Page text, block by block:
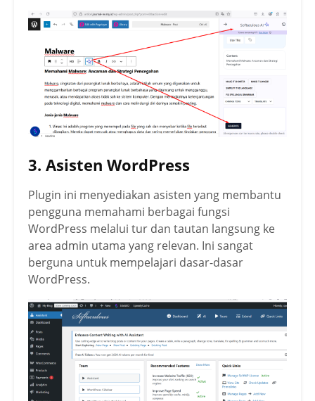
3. Asisten WordPress
Plugin ini menyediakan asisten yang membantu
pengguna memahami berbagai fungsi
WordPress melalui tur dan tautan langsung ke
area admin utama yang relevan. Ini sangat
berguna untuk mempelajari dasar-dasar
WordPress.